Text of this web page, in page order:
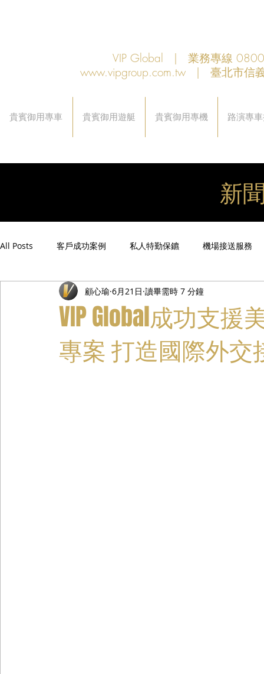
VIP Global | 業務專線
www.vipgroup.com.tw | 臺北市信
貴賓御用專車 貴賓御用遊艇 貴賓御用專機 路演專
新
All Posts 客戶成功案例 私人特勤保鑣 機場接送服務
禮遇通關服務 主管專業司機 活動禮賓接待
VIP Global成功支
專案 打造國際外交
顧心瑜 6月21日 讀畢需時 7 分鐘